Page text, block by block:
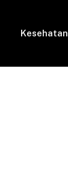
Kesehatan